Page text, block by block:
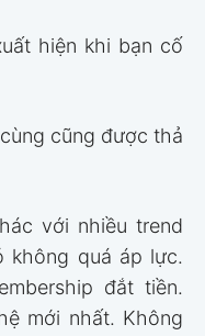
hiện khi bạn cố
cũng được thả
với nhiều trend
không quá áp lực.
đắt tiền.
mới nhất. Không